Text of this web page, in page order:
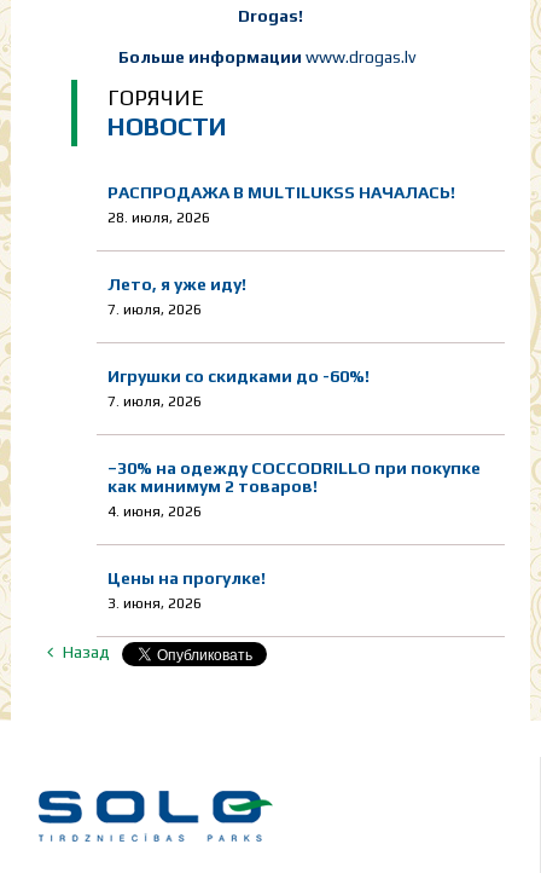
Drogas!
Больше информации www.drogas.lv
ГОРЯЧИЕ
НОВОСТИ
РАСПРОДАЖА В MULTILUKSS НАЧАЛАСЬ!
28. июля, 2026
Лето, я уже иду!
7. июля, 2026
Игрушки со скидками до -60%!
7. июля, 2026
–30% на одежду COCCODRILLO при покупке
как минимум 2 товаров!
4. июня, 2026
Цены на прогулке!
3. июня, 2026
Назад